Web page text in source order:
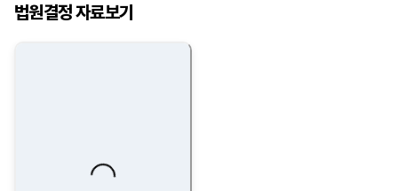
법원결정 자료보기